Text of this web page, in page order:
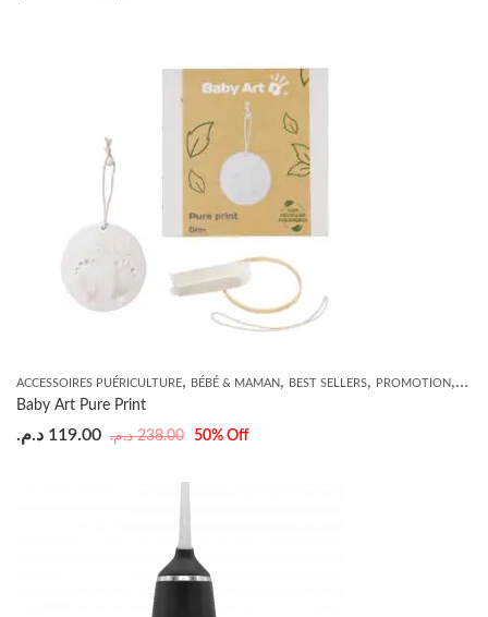
ACCESSOIRES PUÉRICULTURE, BÉBÉ & MAMAN, BEST SELLERS, PROMOTION,
Baby Art Pure Print
238.00 د.م. 119.00 د.م. 50% Off